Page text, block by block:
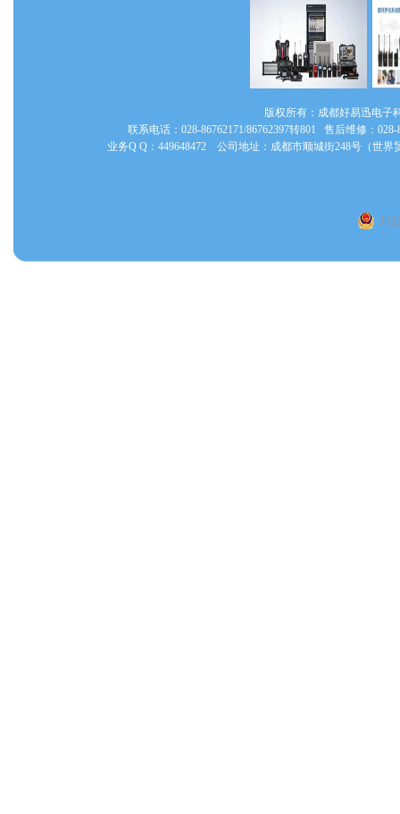
版权所有：成都好易迅电
联系电话：028-86762171/86762397转801 售后维修：
业务Q Q：449648472 公司地址：成都市顺城街248号（世
川